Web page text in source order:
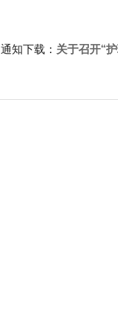
通知下载： 关于召开“